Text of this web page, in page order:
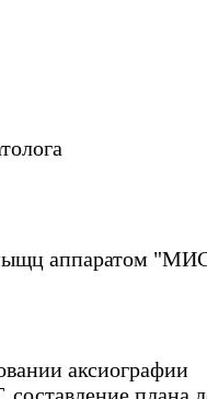
аппаратом
аксиографии